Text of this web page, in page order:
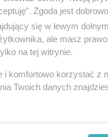
Zgoda jest
się w lewym
ale masz
na tej witrynie.
i komfortowo korzystać z
Twoich danych